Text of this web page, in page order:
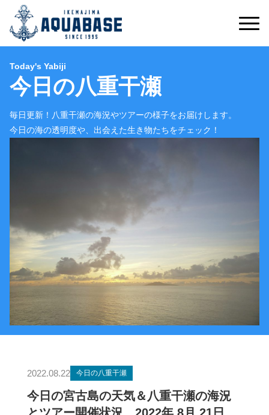
Today's Yabiji
今日の八重干瀬
毎日更新！八重干瀬の海況やツアーの様子をお届けします。
今日の海の透明度や、出会えた生き物たちをチェック！
2022.08.22 今日の八重干瀬
今日の宮古島の天気＆八重干瀬の海況